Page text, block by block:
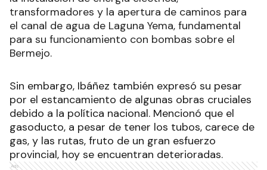
transformadores y la apertura de caminos para
el canal de agua de Laguna Yema, fundamental
para su funcionamiento con bombas sobre el
Bermejo.
Sin embargo, Ibáñez también expresó su pesar
por el estancamiento de algunas obras cruciales
debido a la política nacional. Mencionó que el
gasoducto, a pesar de tener los tubos, carece de
gas, y las rutas, fruto de un gran esfuerzo
provincial, hoy se encuentran deterioradas.
Ads